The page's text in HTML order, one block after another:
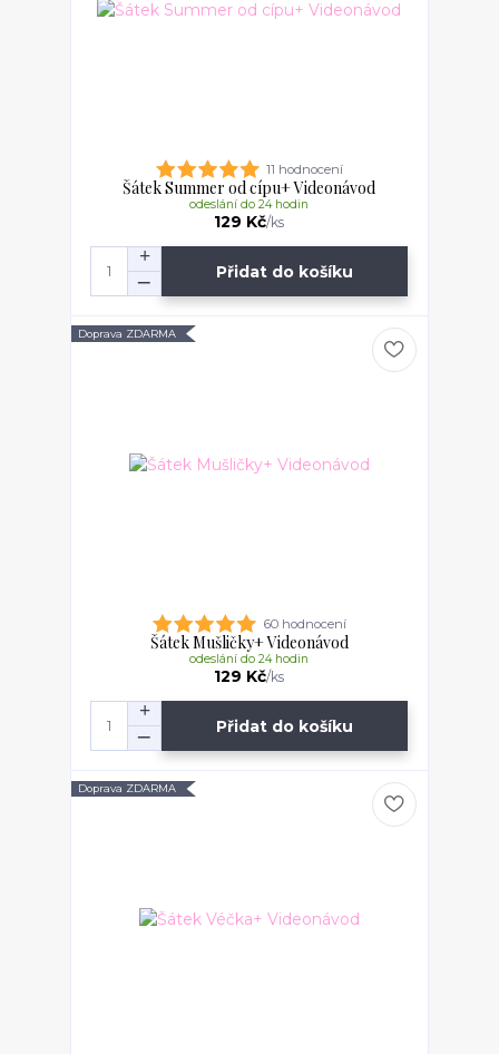
11 hodnocení
Šátek Summer od cípu+ Videonávod
129 Kč/ks
odeslání do 24 hodin
Přidat do košíku
Doprava ZDARMA
60 hodnocení
Šátek Mušličky+ Videonávod
129 Kč/ks
odeslání do 24 hodin
Přidat do košíku
Doprava ZDARMA